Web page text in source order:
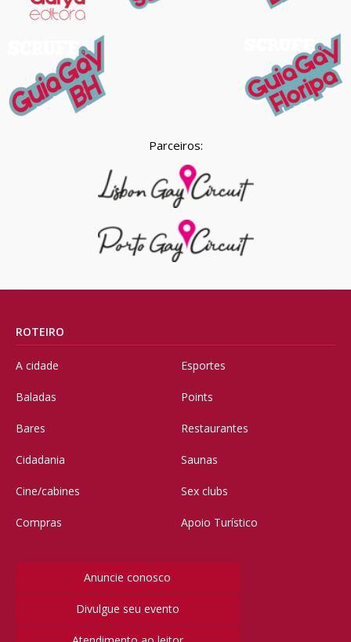
Parceiros:
ROTEIRO
A cidade
Baladas
Bares
Cidadania
Cine/cabines
Compras
Esportes
Points
Restaurantes
Saunas
Sex clubs
Apoio Turístico
Anuncie conosco
Divulgue seu evento